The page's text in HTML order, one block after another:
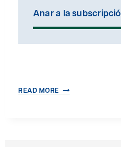
Anar a la subscripció
READ MORE L’ÈTICA